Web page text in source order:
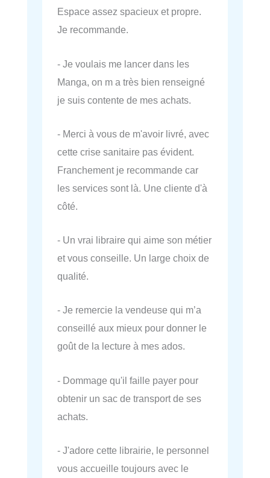
Espace assez spacieux et propre.
Je recommande.
- Je voulais me lancer dans les
Manga, on m a très bien renseigné
je suis contente de mes achats.
- Merci à vous de m'avoir livré, avec
cette crise sanitaire pas évident.
Franchement je recommande car
les services sont là. Une cliente d'à
côté.
- Un vrai libraire qui aime son métier
et vous conseille. Un large choix de
qualité.
- Je remercie la vendeuse qui m’a
conseillé aux mieux pour donner le
goût de la lecture à mes ados.
- Dommage qu'il faille payer pour
obtenir un sac de transport de ses
achats.
- J'adore cette librairie, le personnel
vous accueille toujours avec le